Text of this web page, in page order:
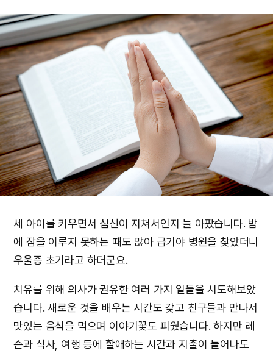
세 아이를 키우면서 심신이 지쳐서인지 늘 아팠습니다. 밤
에 잠을 이루지 못하는 때도 많아 급기야 병원을 찾았더니
우울증 초기라고 하더군요.
치유를 위해 의사가 권유한 여러 가지 일들을 시도해보았
습니다. 새로운 것을 배우는 시간도 갖고 친구들과 만나서
맛있는 음식을 먹으며 이야기꽃도 피웠습니다. 하지만 레
슨과 식사, 여행 등에 할애하는 시간과 지출이 늘어나도